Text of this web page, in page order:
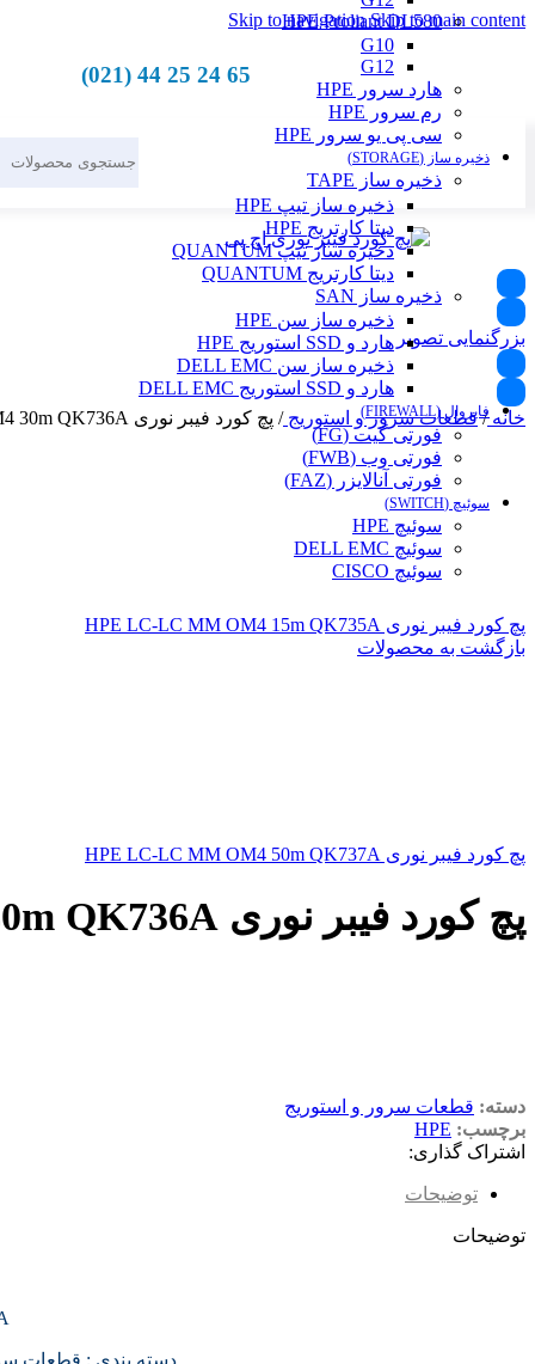
Skip to navigationSkip to main content
65 24 25 44 (021)
HPE Proliant DL580
G10
G12
هارد سرور HPE
رم سرور HPE
سی پی یو سرور HPE
ذخیره ساز (STORAGE)
ذخیره ساز TAPE
ذخیره ساز تیپ HPE
دیتا کارتریج HPE
ذخیره ساز تیپ QUANTUM
دیتا کارتریج QUANTUM
ذخیره ساز SAN
ذخیره ساز سن HPE
هارد و SSD استوریج HPE
ذخیره ساز سن DELL EMC
هارد و SSD استوریج DELL EMC
فایروال (FIREWALL)
فورتی گیت (FG)
فورتی وب (FWB)
فورتی آنالایزر (FAZ)
سوئیچ (SWITCH)
سوئیچ HPE
سوئیچ DELL EMC
سوئیچ CISCO
بزرگنمایی تصویر
خانه/ قطعات سرور و استوریج/ پچ کورد فیبر نوری HPE LC-LC MM OM4 30m QK736A
پچ کورد فیبر نوری HPE LC-LC MM OM4 15m QK735A
بازگشت به محصولات
پچ کورد فیبر نوری HPE LC-LC MM OM4 50m QK737A
پچ کورد فیبر نوری HPE LC-LC MM OM4 30m QK736A
دسته: قطعات سرور و استوریج
برچسب: HPE
اشتراک گذاری:
توضیحات
توضیحات
دسته بندی : قطعات